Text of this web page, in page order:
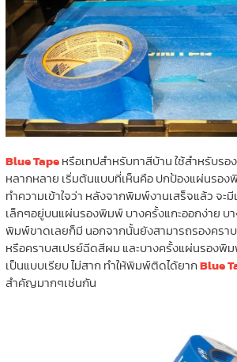
Blue Tapeหรือเทปสำหรับทาสีบ้าน ใช้สำหรับร
หลากหลาย เริ่มต้นแบบที่เห็นคือ ปกป้องแผ่นรอง
ทำความเข้าใจว่า หลังจากพิมพ์งานเสร็จแล้ว จะ
เล็กๆอยู่บนแผ่นรองพิมพ์ บางครั้งแกะออกง่าย บ
พิมพ์ขาดเลยก็มี นอกจากนั้นยังสามารถรองคราบ
หรือคราบสเปรย์ฉีดสีผม และบางครั้งแผ่นรองพิ
เป็นแบบเรียบ ไม่สาก ทำให้พิมพ์ติดได้ยากBlue
สำคัญมากๆเช่นกัน